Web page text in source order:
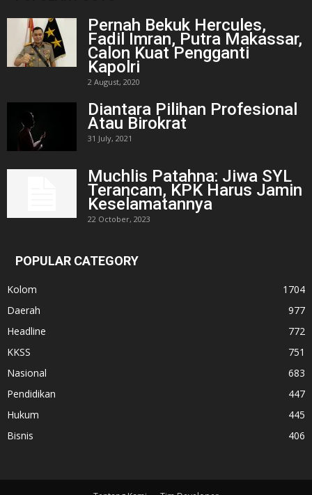
Pernah Bekuk Hercules,
Fadil Imran, Putra Makassar,
Calon Kuat Pengganti
Kapolri
2 August, 2020
Diantara Pilihan Profesional
Atau Birokrat
31 July, 2021
Muchlis Patahna: Jiwa SYL
Terancam, KPK Harus Jamin
Keselamatannya
22 October, 2023
POPULAR CATEGORY
Kolom
1704
Daerah
977
Headline
772
KKSS
751
Nasional
683
Pendidikan
447
Hukum
445
Bisnis
406